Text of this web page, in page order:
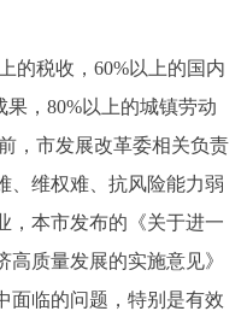
投资项目
咨询 我要建议
税收，60%以上的国内
，80%以上的城镇劳动
，市发展改革委相关负责
、维权难、抗风险能力弱
，本市发布的《关于进一
质量发展的实施意见》
面临的问题，特别是有效